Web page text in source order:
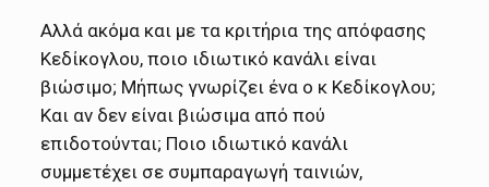
Αλλά ακόμα και με τα κριτήρια της απόφασης
Κεδίκογλου, ποιο ιδιωτικό κανάλι είναι
βιώσιμο; Μήπως γνωρίζει ένα ο κ Κεδίκογλου;
Και αν δεν είναι βιώσιμα από πού
επιδοτούνται; Ποιο ιδιωτικό κανάλι
συμμετέχει σε συμπαραγωγή ταινιών,